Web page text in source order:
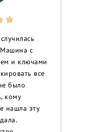
Машина с
и ключами
все
было
кому
нашла эту